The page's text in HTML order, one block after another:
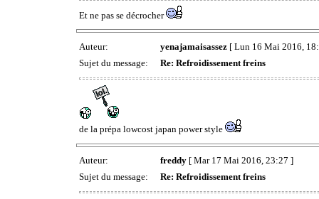
Et ne pas se décrocher
Auteur: yenajamaisassez [ Lun 16 Mai 2016,
Sujet du message:
Re: Refroidissement freins
de la prépa lowcost japan power style
Auteur: freddy [ Mar 17 Mai 2016, 23:27 ]
Sujet du message:
Re: Refroidissement freins